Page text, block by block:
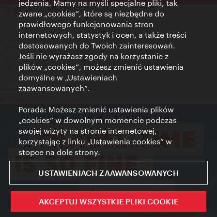
Kontakt
Credits
Zgoda na przetwarzanie danych osobowych
Terms of Use
Dostępność
Kontakt prasowy
Ustawienia cookies
jedzenia. Mamy na myśli specjalne pliki, tak
zwane „cookies”, które są niezbędne do
prawidłowego funkcjonowania stron
internetowych, statystyk i ocen, a także treści
dostosowanych do Twoich zainteresowań.
Jeśli nie wyrażasz zgody na korzystanie z
plików „cookies”, możesz zmienić ustawienia
domyślne w „Ustawieniach
zaawansowanych”.
Porada: Możesz zmienić ustawienia plików
„cookies” w dowolnym momencie podczas
swojej wizyty na stronie internetowej,
korzystając z linku „Ustawienia cookies” w
stopce na dole strony.
USTAWIENIACH ZAAWANSOWANYCH
AKCEPTUJ WSZYSTKIE PLIKI COOKIE